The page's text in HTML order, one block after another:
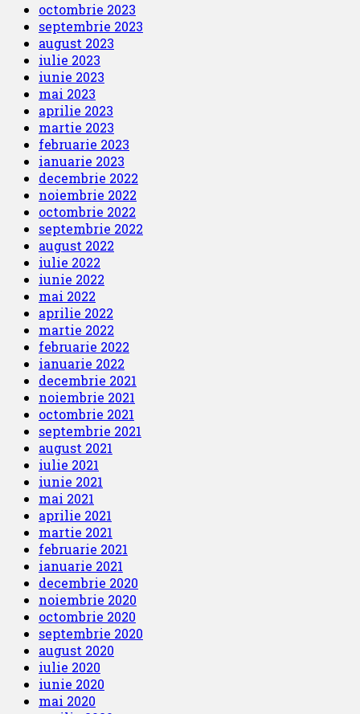
octombrie 2023
septembrie 2023
august 2023
iulie 2023
iunie 2023
mai 2023
aprilie 2023
martie 2023
februarie 2023
ianuarie 2023
decembrie 2022
noiembrie 2022
octombrie 2022
septembrie 2022
august 2022
iulie 2022
iunie 2022
mai 2022
aprilie 2022
martie 2022
februarie 2022
ianuarie 2022
decembrie 2021
noiembrie 2021
octombrie 2021
septembrie 2021
august 2021
iulie 2021
iunie 2021
mai 2021
aprilie 2021
martie 2021
februarie 2021
ianuarie 2021
decembrie 2020
noiembrie 2020
octombrie 2020
septembrie 2020
august 2020
iulie 2020
iunie 2020
mai 2020